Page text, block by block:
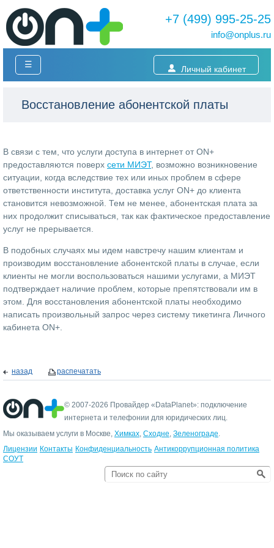
+7 (499) 995-25-25
info@onplus.ru
☰ Личный кабинет
Восстановление абонентской платы
В связи с тем, что услуги доступа в интернет от ON+
предоставляются поверх сети МИЭТ, возможно возникновение
ситуации, когда вследствие тех или иных проблем в сфере
ответственности института, доставка услуг ON+ до клиента
становится невозможной. Тем не менее, абонентская плата за
них продолжит списываться, так как фактическое предоставление
услуг не прерывается.
В подобных случаях мы идем навстречу нашим клиентам и
производим восстановление абонентской платы в случае, если
клиенты не могли воспользоваться нашими услугами, а МИЭТ
подтверждает наличие проблем, которые препятствовали им в
этом. Для восстановления абонентской платы необходимо
написать произвольный запрос через систему тикетинга Личного
кабинета ON+
назад распечатать
© 2007-2026 Провайдер «DataPlanet»: подключение
интернета и телефонии для юридических лиц.
Мы оказываем услуги в Москве, Химках, Сходне, Зеленограде.
Лицензии Контакты Конфиденциальность Антикоррупционная политика
СОУТ